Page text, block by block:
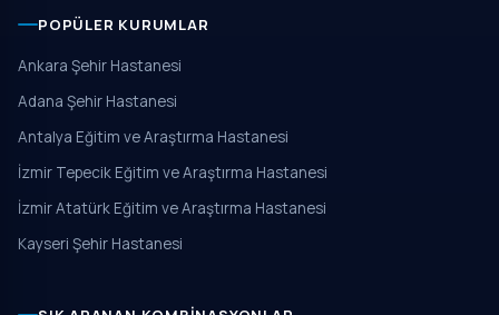
POPÜLER KURUMLAR
Ankara Şehir Hastanesi
Adana Şehir Hastanesi
Antalya Eğitim ve Araştırma Hastanesi
İzmir Tepecik Eğitim ve Araştırma Hastanesi
İzmir Atatürk Eğitim ve Araştırma Hastanesi
Kayseri Şehir Hastanesi